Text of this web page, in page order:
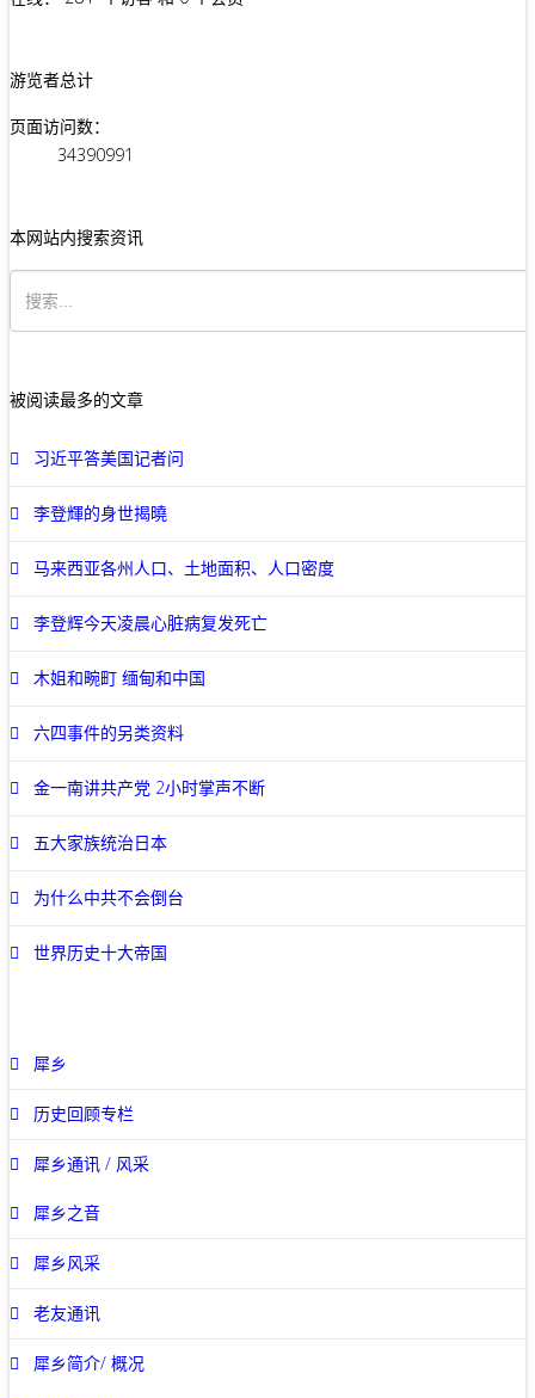
游览者总计
页面访问数：
34390991
本网站内搜索资讯
被阅读最多的文章
习近平答美国记者问
李登輝的身世揭曉
马来西亚各州人口、土地面积、人口密度
李登辉今天凌晨心脏病复发死亡
木姐和畹町 缅甸和中国
六四事件的另类资料
金一南讲共产党 2小时掌声不断
五大家族统治日本
为什么中共不会倒台
世界历史十大帝国
犀乡
历史回顾专栏
犀乡通讯 / 风采
犀乡之音
犀乡风采
老友通讯
犀乡简介/ 概况